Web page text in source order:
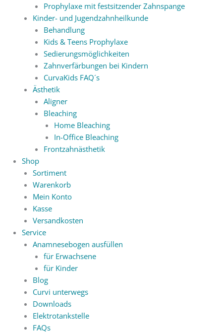
Prophylaxe mit festsitzender Zahnspange
Kinder- und Jugendzahnheilkunde
Behandlung
Kids & Teens Prophylaxe
Sedierungsmöglichkeiten
Zahnverfärbungen bei Kindern
CurvaKids FAQ´s
Ästhetik
Aligner
Bleaching
Home Bleaching
In-Office Bleaching
Frontzahnästhetik
Shop
Sortiment
Warenkorb
Mein Konto
Kasse
Versandkosten
Service
Anamnesebogen ausfüllen
für Erwachsene
für Kinder
Blog
Curvi unterwegs
Downloads
Elektrotankstelle
FAQs